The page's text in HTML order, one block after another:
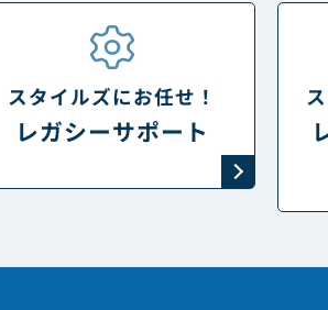
スタイルズにお任せ！
レガシーサポート